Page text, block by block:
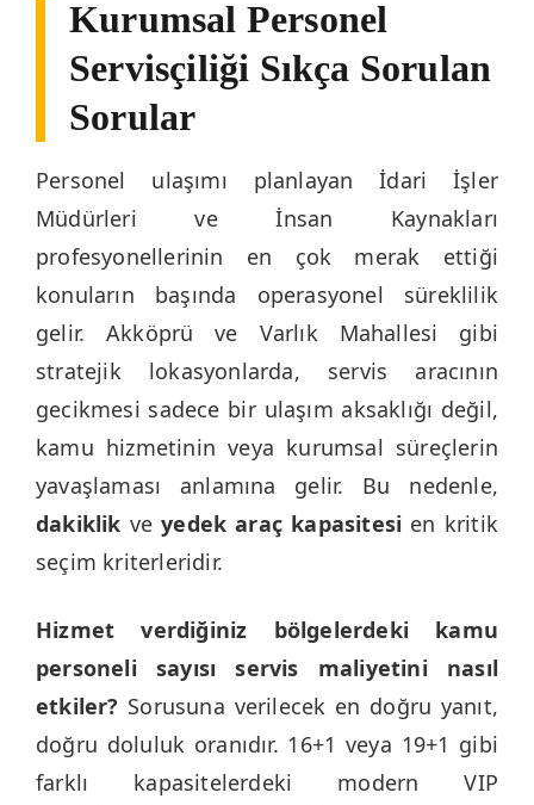
Kurumsal Personel
Servisçiliği Sıkça Sorulan
Sorular
Personel ulaşımı planlayan İdari İşler
Müdürleri ve İnsan Kaynakları
profesyonellerinin en çok merak ettiği
konuların başında operasyonel süreklilik
gelir. Akköprü ve Varlık Mahallesi gibi
stratejik lokasyonlarda, servis aracının
gecikmesi sadece bir ulaşım aksaklığı değil,
kamu hizmetinin veya kurumsal süreçlerin
yavaşlaması anlamına gelir. Bu nedenle,
dakiklik veyedek araç kapasitesi en kritik
seçim kriterleridir.
Hizmet verdiğiniz bölgelerdeki kamu
personeli sayısı servis maliyetini nasıl
etkiler? Sorusuna verilecek en doğru yanıt,
doğru doluluk oranıdır. 16+1 veya 19+1 gibi
farklı kapasitelerdeki modern VIP